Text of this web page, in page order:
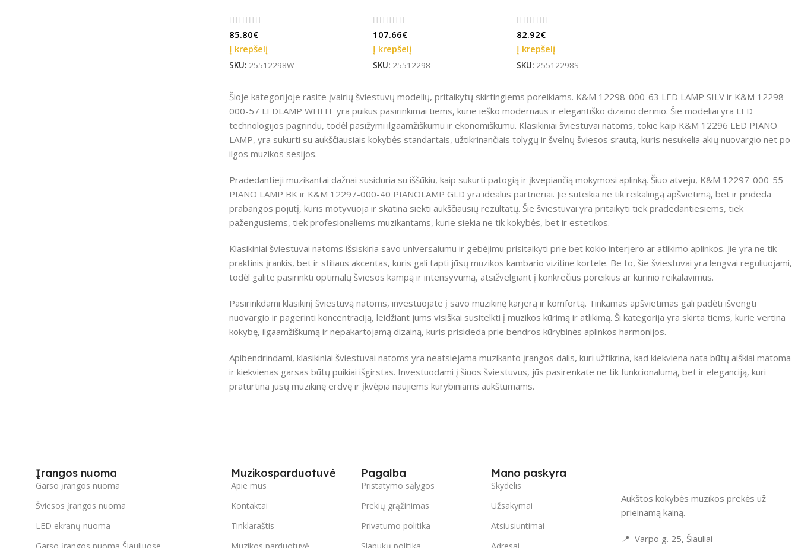
85.80€
Į krepšelį
SKU: 25512298W
107.66€
Į krepšelį
SKU: 25512298
82.92€
Į krepšelį
SKU: 25512298S
Šioje kategorijoje rasite įvairių šviestuvų modelių, pritaikytų skirtingiems poreikiams. K&M 12298-000-63 LED LAMP SILV ir K&M 12298-
000-57 LEDLAMP WHITE yra puikūs pasirinkimai tiems, kurie ieško modernaus ir elegantiško dizaino derinio. Šie modeliai yra LED
technologijos pagrindu, todėl pasižymi ilgaamžiškumu ir ekonomiškumu. Klasikiniai šviestuvai natoms, tokie kaip K&M 12296 LED PIANO
LAMP, yra sukurti su aukščiausiais kokybės standartais, užtikrinančiais tolygų ir švelnų šviesos srautą, kuris nesukelia akių nuovargio net po
ilgos muzikos sesijos.
Pradedantieji muzikantai dažnai susiduria su iššūkiu, kaip sukurti patogią ir įkvepiančią mokymosi aplinką. Šiuo atveju, K&M 12297-000-55
PIANO LAMP BK ir K&M 12297-000-40 PIANOLAMP GLD yra idealūs partneriai. Jie suteikia ne tik reikalingą apšvietimą, bet ir prideda
prabangos pojūtį, kuris motyvuoja ir skatina siekti aukščiausių rezultatų. Šie šviestuvai yra pritaikyti tiek pradedantiesiems, tiek
pažengusiems, tiek profesionaliems muzikantams, kurie siekia ne tik kokybės, bet ir estetikos.
Klasikiniai šviestuvai natoms išsiskiria savo universalumu ir gebėjimu prisitaikyti prie bet kokio interjero ar atlikimo aplinkos. Jie yra ne tik
praktinis įrankis, bet ir stiliaus akcentas, kuris gali tapti jūsų muzikos kambario vizitine kortele. Be to, šie šviestuvai yra lengvai reguliuojami,
todėl galite pasirinkti optimalų šviesos kampą ir intensyvumą, atsižvelgiant į konkrečius poreikius ar kūrinio reikalavimus.
Pasirinkdami klasikinį šviestuvą natoms, investuojate į savo muzikinę karjerą ir komfortą. Tinkamas apšvietimas gali padėti išvengti
nuovargio ir pagerinti koncentraciją, leidžiant jums visiškai susitelkti į muzikos kūrimą ir atlikimą. Ši kategorija yra skirta tiems, kurie vertina
kokybę, ilgaamžiškumą ir nepakartojamą dizainą, kuris prisideda prie bendros kūrybinės aplinkos harmonijos.
Apibendrindami, klasikiniai šviestuvai natoms yra neatsiejama muzikanto įrangos dalis, kuri užtikrina, kad kiekviena nata būtų aiškiai matoma
ir kiekvienas garsas būtų puikiai išgirstas. Investuodami į šiuos šviestuvus, jūs pasirenkate ne tik funkcionalumą, bet ir eleganciją, kuri
praturtina jūsų muzikinę erdvę ir įkvėpia naujiems kūrybiniams aukštumams.
Įrangos nuoma
Garso įrangos nuoma
Šviesos įrangos nuoma
LED ekranų nuoma
Muzikosparduotuvė
Apie mus
Kontaktai
Tinklaraštis
Pagalba
Pristatymo sąlygos
Prekių grąžinimas
Privatumo politika
Mano paskyra
Skydelis
Užsakymai
Atsiusiuntimai
Aukštos kokybės muzikos prekės už
prieinamą kainą.
📍 Varpo g. 25, Šiauliai